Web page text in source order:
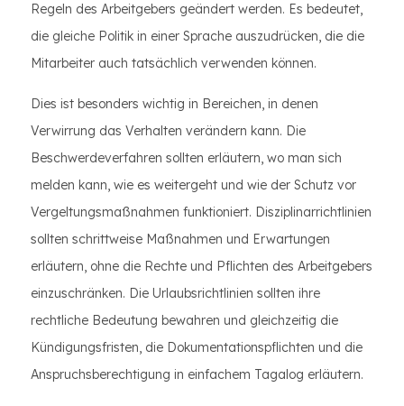
Regeln des Arbeitgebers geändert werden. Es bedeutet,
die gleiche Politik in einer Sprache auszudrücken, die die
Mitarbeiter auch tatsächlich verwenden können.
Dies ist besonders wichtig in Bereichen, in denen
Verwirrung das Verhalten verändern kann. Die
Beschwerdeverfahren sollten erläutern, wo man sich
melden kann, wie es weitergeht und wie der Schutz vor
Vergeltungsmaßnahmen funktioniert. Disziplinarrichtlinien
sollten schrittweise Maßnahmen und Erwartungen
erläutern, ohne die Rechte und Pflichten des Arbeitgebers
einzuschränken. Die Urlaubsrichtlinien sollten ihre
rechtliche Bedeutung bewahren und gleichzeitig die
Kündigungsfristen, die Dokumentationspflichten und die
Anspruchsberechtigung in einfachem Tagalog erläutern.